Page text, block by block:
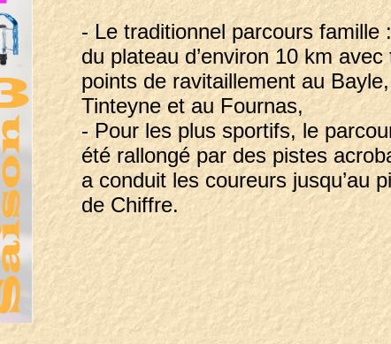
- Le traditionnel parcours famille
du plateau d’environ 10 km avec
points de ravitaillement au
Tinteyne et au Fournas,
- Pour les plus sportifs, le
été rallongé par des pistes
a conduit les coureurs jusqu’au
de Chiffre.